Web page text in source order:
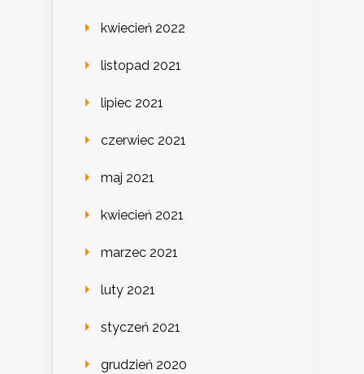
kwiecień 2022
listopad 2021
lipiec 2021
czerwiec 2021
maj 2021
kwiecień 2021
marzec 2021
luty 2021
styczeń 2021
grudzień 2020